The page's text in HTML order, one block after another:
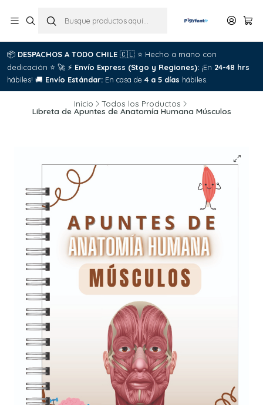
📦 DESPACHOS A TODO CHILE 🇨🇱 ⭐ Hecho a mano con
dedicación ⭐ 🚀 ⚡ Envío Express (Stgo y Regiones): ¡En 24-48 hrs
hábiles! 🚚 Envío Estándar: En casa de 4 a 5 días hábiles.
Inicio Todos los Productos
Libreta de Apuntes de Anatomía Humana Músculos